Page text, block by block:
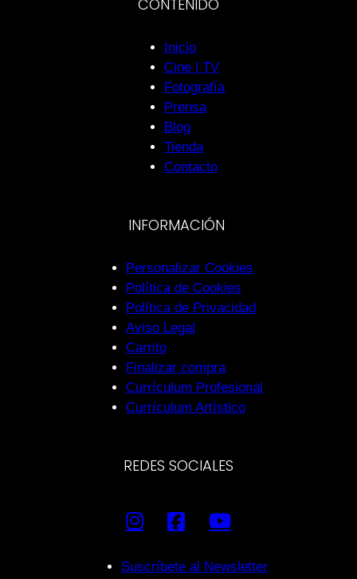
CONTENIDO
Inicio
Cine | TV
Fotografía
Prensa
Blog
Tienda
Contacto
INFORMACIÓN
Personalizar Cookies
Política de Cookies
Política de Privacidad
Aviso Legal
Carrito
Finalizar compra
Currículum Profesional
Currículum Artístico
REDES SOCIALES
Suscríbete al Newsletter